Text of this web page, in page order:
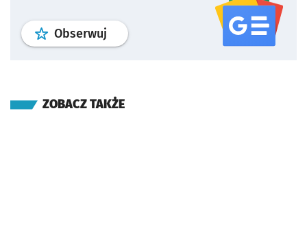
Obserwuj profil serwisu
ZOBACZ TAKŻE